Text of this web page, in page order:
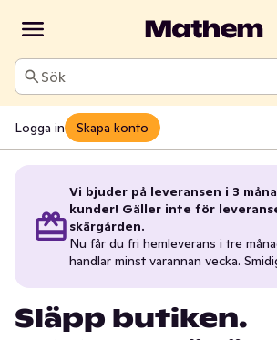
Sök
Logga in Skapa konto
Vi bjuder på leveransen i 3
kunder! Gäller inte för
skärgården.
Nu får du fri hemleverans i tre
handlar minst varannan vecka.
Släpp butiken.